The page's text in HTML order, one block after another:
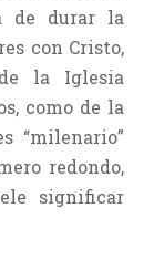
de durar la
con Cristo,
la Iglesia
como de la
“milenario”
redondo,
significar